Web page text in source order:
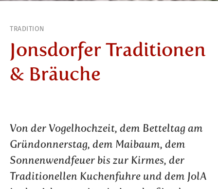
TRADITION
Jonsdorfer Traditionen
& Bräuche
Von der Vogelhochzeit, dem Betteltag am
Gründonnerstag, dem Maibaum, dem
Sonnenwendfeuer bis zur Kirmes, der
Traditionellen Kuchenfuhre und dem JolA